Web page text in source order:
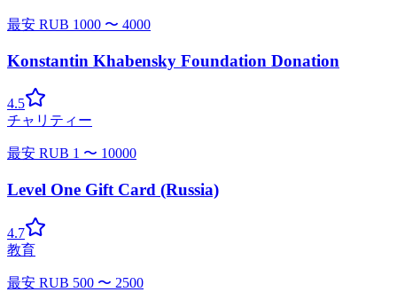
最安 RUB 1000 〜 4000
Konstantin Khabensky Foundation Donation
4.5
チャリティー
最安 RUB 1 〜 10000
Level One Gift Card (Russia)
4.7
教育
最安 RUB 500 〜 2500